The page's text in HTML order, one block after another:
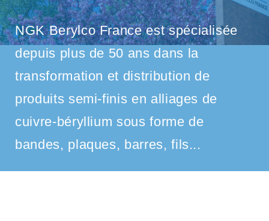
NGK Berylco France est spécialisée
depuis plus de 50 ans dans la
transformation et distribution de
produits semi-finis en alliages de
cuivre-béryllium sous forme de
bandes, plaques, barres, fils...